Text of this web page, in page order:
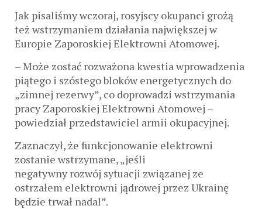
Jak pisaliśmy wczoraj, rosyjscy okupanci grożą
też wstrzymaniem działania największej w
Europie Zaporoskiej Elektrowni Atomowej.
– Może zostać rozważona kwestia wprowadzenia
piątego i szóstego bloków energetycznych do
„zimnej rezerwy”, co doprowadzi wstrzymania
pracy Zaporoskiej Elektrowni Atomowej –
powiedział przedstawiciel armii okupacyjnej.
Zaznaczył, że funkcjonowanie elektrowni
zostanie wstrzymane, „jeśli
negatywny rozwój sytuacji związanej ze
ostrzałem elektrowni jądrowej przez Ukrainę
będzie trwał nadal”.